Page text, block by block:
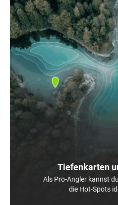
Tiefenkarten
Als Pro-Angler kannst
die Hot-Spots